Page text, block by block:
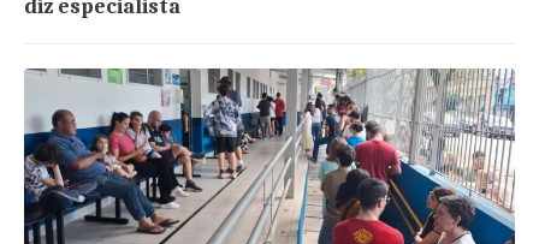
diz especialista